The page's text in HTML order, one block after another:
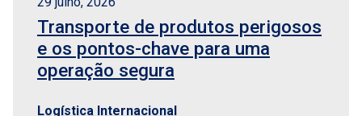
Transporte de produtos perigosos
e os pontos-chave para uma
operação segura
Logística Internacional